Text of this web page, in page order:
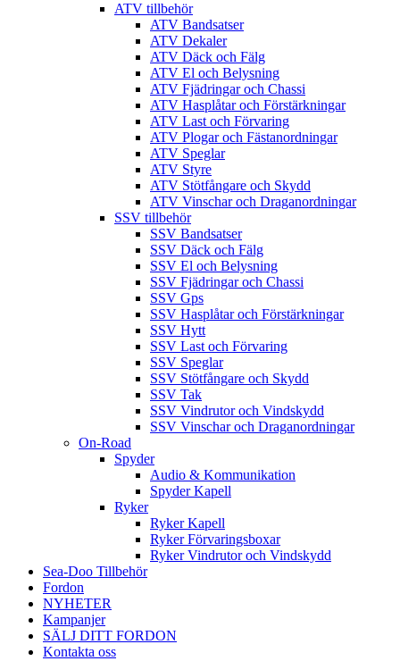
ATV tillbehör
ATV Bandsatser
ATV Dekaler
ATV Däck och Fälg
ATV El och Belysning
ATV Fjädringar och Chassi
ATV Hasplåtar och Förstärkningar
ATV Last och Förvaring
ATV Plogar och Fästanordningar
ATV Speglar
ATV Styre
ATV Stötfångare och Skydd
ATV Vinschar och Draganordningar
SSV tillbehör
SSV Bandsatser
SSV Däck och Fälg
SSV El och Belysning
SSV Fjädringar och Chassi
SSV Gps
SSV Hasplåtar och Förstärkningar
SSV Hytt
SSV Last och Förvaring
SSV Speglar
SSV Stötfångare och Skydd
SSV Tak
SSV Vindrutor och Vindskydd
SSV Vinschar och Draganordningar
On-Road
Spyder
Audio & Kommunikation
Spyder Kapell
Ryker
Ryker Kapell
Ryker Förvaringsboxar
Ryker Vindrutor och Vindskydd
Sea-Doo Tillbehör
Fordon
NYHETER
Kampanjer
SÄLJ DITT FORDON
Kontakta oss